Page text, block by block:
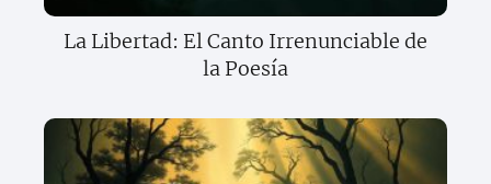
La Libertad: El Canto Irrenunciable de
la Poesía